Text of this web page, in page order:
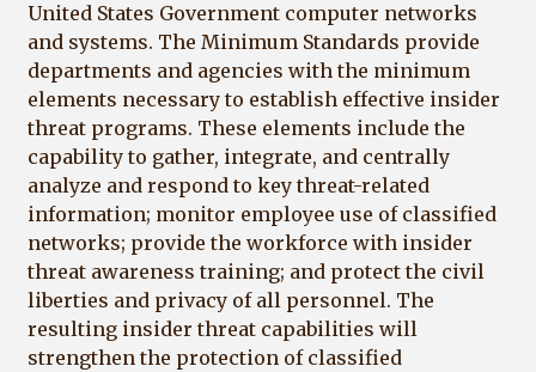
United States Government computer networks
and systems. The Minimum Standards provide
departments and agencies with the minimum
elements necessary to establish effective insider
threat programs. These elements include the
capability to gather, integrate, and centrally
analyze and respond to key threat-related
information; monitor employee use of classified
networks; provide the workforce with insider
threat awareness training; and protect the civil
liberties and privacy of all personnel. The
resulting insider threat capabilities will
strengthen the protection of classified